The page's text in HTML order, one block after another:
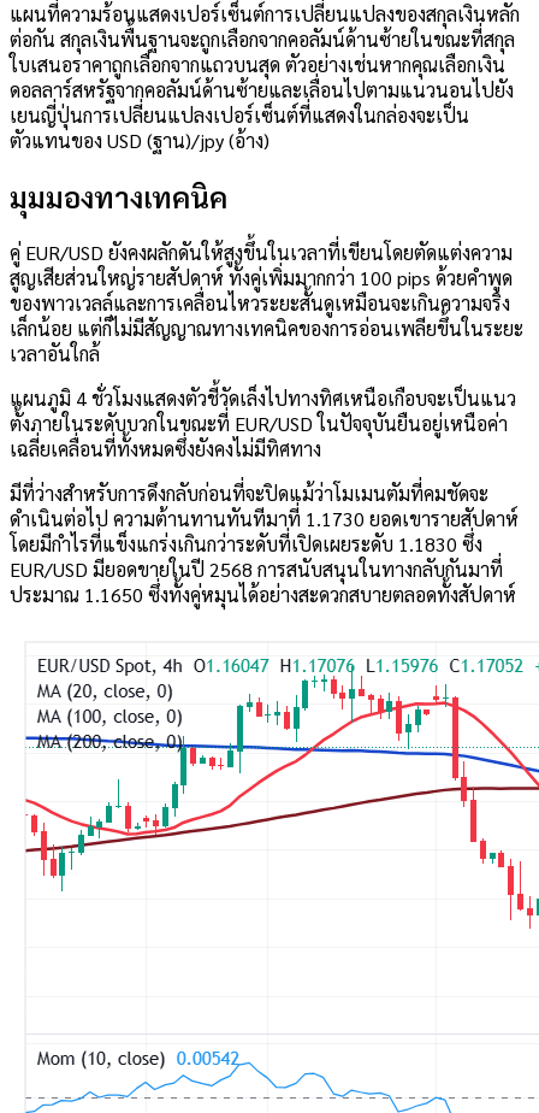
แผนที่ความร้อนแสดงเปอร์เซ็นต์การเปลี่ยนแปลงของสกุลเงินหลัก
ต่อกัน สกุลเงินพื้นฐานจะถูกเลือกจากคอลัมน์ด้านซ้ายในขณะที่สกุล
ใบเสนอราคาถูกเลือกจากแถวบนสุด ตัวอย่างเช่นหากคุณเลือกเงิน
ดอลลาร์สหรัฐจากคอลัมน์ด้านซ้ายและเลื่อนไปตามแนวนอนไปยัง
เยนญี่ปุ่นการเปลี่ยนแปลงเปอร์เซ็นต์ที่แสดงในกล่องจะเป็น
ตัวแทนของ USD (ฐาน)/jpy (อ้าง)
มุมมองทางเทคนิค
คู่ EUR/USD ยังคงผลักดันให้สูงขึ้นในเวลาที่เขียนโดยตัดแต่งความ
สูญเสียส่วนใหญ่รายสัปดาห์ ทั้งคู่เพิ่มมากกว่า 100 pips ด้วยคำพูด
ของพาวเวลล์และการเคลื่อนไหวระยะสั้นดูเหมือนจะเกินความจริง
เล็กน้อย แต่ก็ไม่มีสัญญาณทางเทคนิคของการอ่อนเพลียขึ้นในระยะ
เวลาอันใกล้
แผนภูมิ 4 ชั่วโมงแสดงตัวชี้วัดเล็งไปทางทิศเหนือเกือบจะเป็นแนว
ตั้งภายในระดับบวกในขณะที่ EUR/USD ในปัจจุบันยืนอยู่เหนือค่า
เฉลี่ยเคลื่อนที่ทั้งหมดซึ่งยังคงไม่มีทิศทาง
มีที่ว่างสำหรับการดึงกลับก่อนที่จะปิดแม้ว่าโมเมนตัมที่คมชัดจะ
ดำเนินต่อไป ความต้านทานทันทีมาที่ 1.1730 ยอดเขารายสัปดาห์
โดยมีกำไรที่แข็งแกร่งเกินกว่าระดับที่เปิดเผยระดับ 1.1830 ซึ่ง
EUR/USD มียอดขายในปี 2568 การสนับสนุนในทางกลับกันมาที่
ประมาณ 1.1650 ซึ่งทั้งคู่หมุนได้อย่างสะดวกสบายตลอดทั้งสัปดาห์